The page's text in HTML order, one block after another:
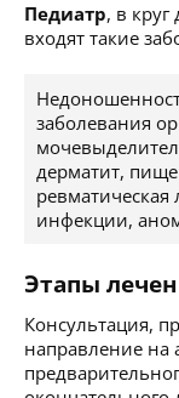
Педиатр, в
входят такие
заболевания
дерматит,
ревматическая
инфекции,
Этапы
Консультация,
направление на